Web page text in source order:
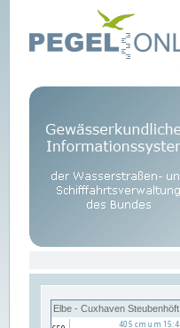
Elbe - Cuxhaven Steubenhöft